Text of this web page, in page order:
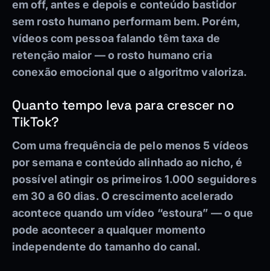
em off, antes e depois e conteúdo bastidor
sem rosto humano performam bem. Porém,
vídeos com pessoa falando têm taxa de
retenção maior — o rosto humano cria
conexão emocional que o algoritmo valoriza.
Quanto tempo leva para crescer no
TikTok?
Com uma frequência de pelo menos 5 vídeos
por semana e conteúdo alinhado ao nicho, é
possível atingir os primeiros 1.000 seguidores
em 30 a 60 dias. O crescimento acelerado
acontece quando um vídeo “estoura” — o que
pode acontecer a qualquer momento
independente do tamanho do canal.